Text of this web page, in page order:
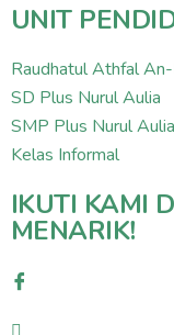
UNIT
Raudhatul Athfal
SD Plus Nurul Aulia
SMP Plus Nurul Aulia
Kelas Informal
IKUTI KAMI
MENARIK!